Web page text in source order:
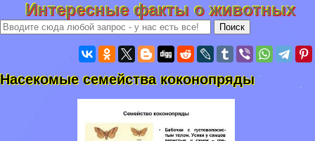
Интересные факты о животных
Насекомые семейства коконопряды